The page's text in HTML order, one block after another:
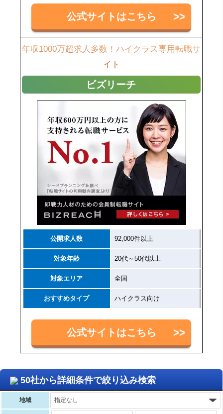
公式サイトはこちら
年収1000万超求人多数！ハイクラス専用転職サ
イト
ビズリーチ
公開求人数 92,000件以上
対象年齢 20代～50代以上
対象エリア 全国
おすすめタイプ ハイクラス向け
公式サイトはこちら
50社から詳細条件で絞り込み検索
地域